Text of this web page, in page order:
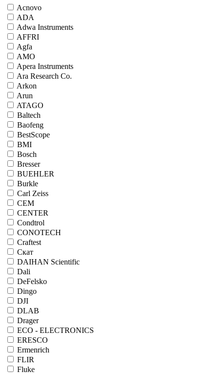
Acnovo
ADA
Adwa Instruments
AFFRI
Agfa
AMO
Apera Instruments
Ara Research Co.
Arkon
Arun
ATAGO
Baltech
Baofeng
BestScope
BMI
Bosch
Bresser
BUEHLER
Burkle
Carl Zeiss
CEM
CENTER
Condtrol
CONOTECH
Craftest
Cкат
DAIHAN Scientific
Dali
DeFelsko
Dingo
DJI
DLAB
Drager
ECO - ELECTRONICS
ERESCO
Ermenrich
FLIR
Fluke